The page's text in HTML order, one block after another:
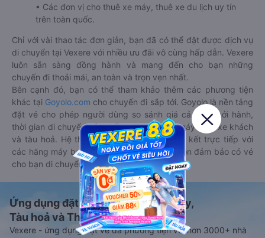
• Các đơn vị cho thuê xe máy, thuê xe du lịch uy tín
trên toàn quốc.
Chỉ với vài thao tác đơn giản, bạn đã có thể đặt được dịch vụ
di chuyển tại Vexere với nhiều ưu đãi vô cùng hấp dẫn. Vexere
luôn sẵn sàng đồng hành và mang đến cho bạn những
chuyến đi thoải mái, an toàn và trọn vẹn nhất.
Bên cạnh đó, bạn có thể tham khảo thêm các phương tiện
khác tại Goyolo.com cho chuyến đi sắp tới. Goyolo là nền tảng
đặt vé cho phép người dùng so sánh giá cả, giờ khởi hành,
thời gian di chuyển của nhiều phương tiện máy bay, xe khách
và tàu hoả. Hệ thống của Goyolo được liên kết trực tiếp với
các hãng máy bay, xe khách và tàu hoả, luôn đảm bảo có vé
cho bạn di chuyển.
Ứng dụng đặt vé Xe khách, Máy bay,
Tàu hoả và Thuê xe
Vexere - ứng dụng đặt vé đa phương tiện với hơn 3000+ nhà